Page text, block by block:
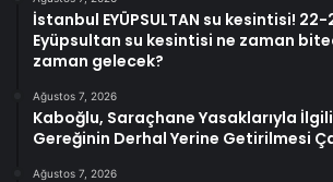
İstanbul EYÜPSULTAN su kesintisi! 22-
Eyüpsultan su kesintisi ne zaman
zaman gelecek?
Ağustos 7, 2026
Kaboğlu, Saraçhane Yasaklarıyla İlgili
Gereğinin Derhal Yerine Getirilmesi
Ağustos 7, 2026